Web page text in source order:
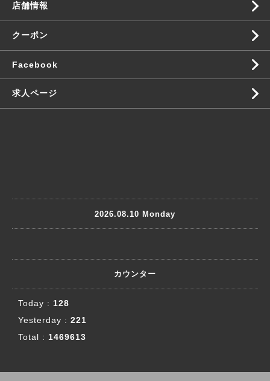
店舗情報
クーポン
Facebook
求人ページ
2026.08.10 Monday
カウンター
Today : 128
Yesterday : 221
Total : 1469613